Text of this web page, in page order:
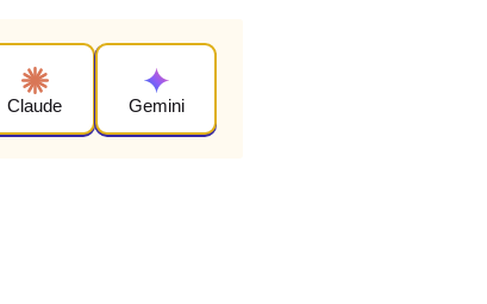
Claude Gemini